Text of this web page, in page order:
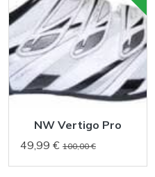
NW Vertigo Pro
49,99 € 100,00 €